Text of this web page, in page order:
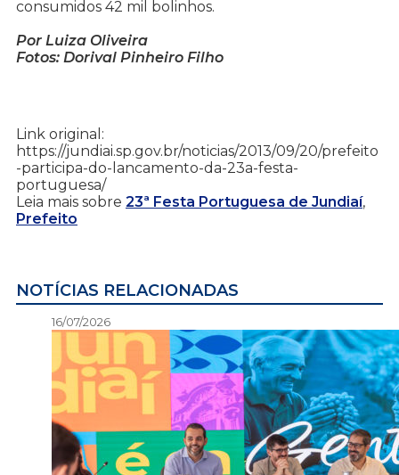
consumidos 42 mil bolinhos.
Por Luiza Oliveira
Fotos: Dorival Pinheiro Filho
Link original:
https://jundiai.sp.gov.br/noticias/2013/09/20/prefeito
-participa-do-lancamento-da-23a-festa-
portuguesa/
Leia mais sobre 23ª Festa Portuguesa de Jundiaí,
Prefeito
NOTÍCIAS RELACIONADAS
16/07/2026